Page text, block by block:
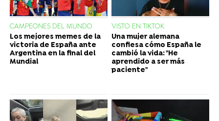
CAMPEONES DEL MUNDO
Los mejores memes de la
victoria de España ante
Argentina en la final del
Mundial
VISTO EN TIKTOK
Una mujer alemana
confiesa cómo España le
cambió la vida: "He
aprendido a ser más
paciente"